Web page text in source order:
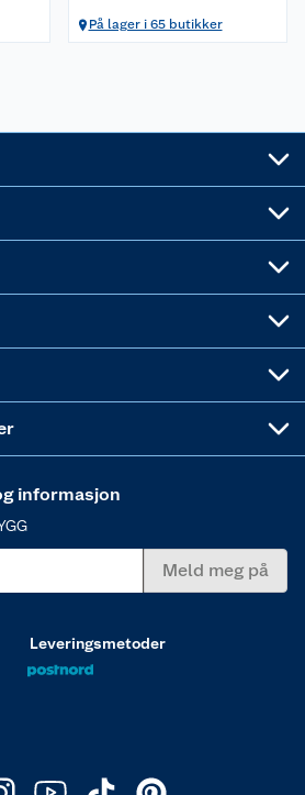
På lager i 65 butikker
informasjon
Meld meg på
Leveringsmetoder